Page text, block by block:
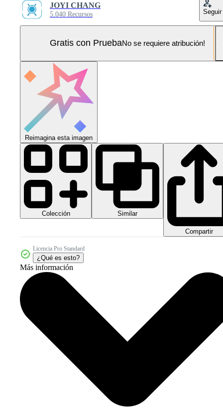
JOYI CHANG
5.040 Recursos Seguir
Gratis con PruebaNo se requiere atribución!
Reimagina esta imagen
Colección Similar
Compartir
Licencia Pro Standard
¿Qué es esto?
Más información